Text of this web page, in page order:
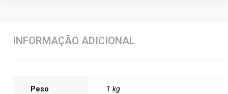
INFORMAÇÃO ADICIONAL
Peso 1 kg